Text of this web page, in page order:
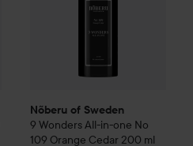
Nõberu of Sweden
9 Wonders All-in-one No
109 Orange Cedar 200 ml